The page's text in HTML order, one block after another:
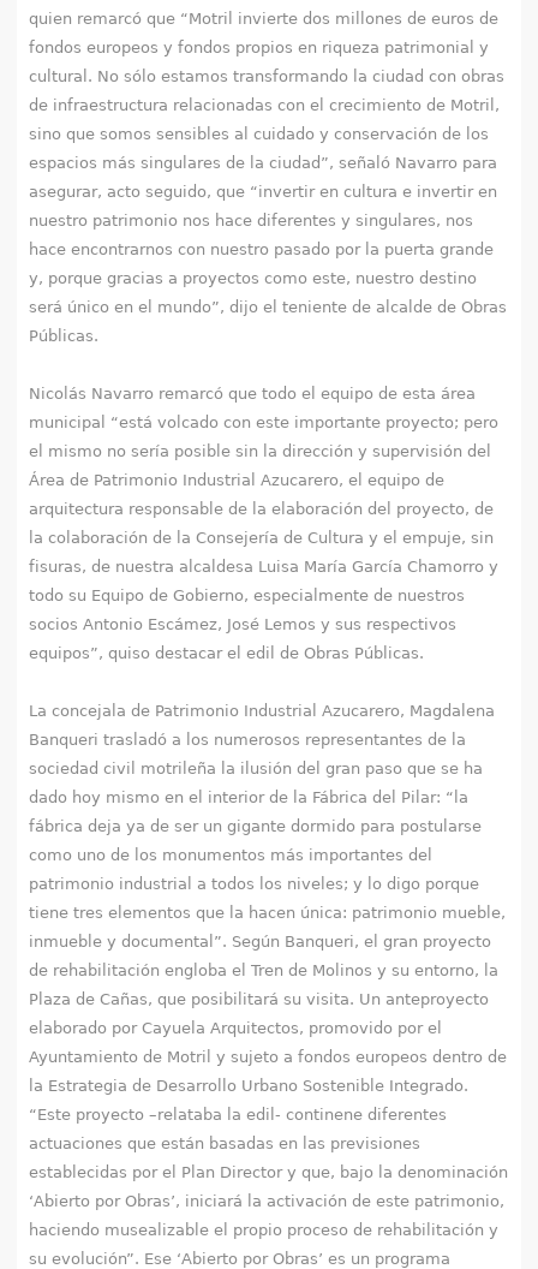
quien remarcó que “Motril invierte dos millones de euros de
fondos europeos y fondos propios en riqueza patrimonial y
cultural. No sólo estamos transformando la ciudad con obras
de infraestructura relacionadas con el crecimiento de Motril,
sino que somos sensibles al cuidado y conservación de los
espacios más singulares de la ciudad”, señaló Navarro para
asegurar, acto seguido, que “invertir en cultura e invertir en
nuestro patrimonio nos hace diferentes y singulares, nos
hace encontrarnos con nuestro pasado por la puerta grande
y, porque gracias a proyectos como este, nuestro destino
será único en el mundo”, dijo el teniente de alcalde de Obras
Públicas.
Nicolás Navarro remarcó que todo el equipo de esta área
municipal “está volcado con este importante proyecto; pero
el mismo no sería posible sin la dirección y supervisión del
Área de Patrimonio Industrial Azucarero, el equipo de
arquitectura responsable de la elaboración del proyecto, de
la colaboración de la Consejería de Cultura y el empuje, sin
fisuras, de nuestra alcaldesa Luisa María García Chamorro y
todo su Equipo de Gobierno, especialmente de nuestros
socios Antonio Escámez, José Lemos y sus respectivos
equipos”, quiso destacar el edil de Obras Públicas.
La concejala de Patrimonio Industrial Azucarero, Magdalena
Banqueri trasladó a los numerosos representantes de la
sociedad civil motrileña la ilusión del gran paso que se ha
dado hoy mismo en el interior de la Fábrica del Pilar: “la
fábrica deja ya de ser un gigante dormido para postularse
como uno de los monumentos más importantes del
patrimonio industrial a todos los niveles; y lo digo porque
tiene tres elementos que la hacen única: patrimonio mueble,
inmueble y documental”. Según Banqueri, el gran proyecto
de rehabilitación engloba el Tren de Molinos y su entorno, la
Plaza de Cañas, que posibilitará su visita. Un anteproyecto
elaborado por Cayuela Arquitectos, promovido por el
Ayuntamiento de Motril y sujeto a fondos europeos dentro de
la Estrategia de Desarrollo Urbano Sostenible Integrado.
“Este proyecto –relataba la edil- continene diferentes
actuaciones que están basadas en las previsiones
establecidas por el Plan Director y que, bajo la denominación
‘Abierto por Obras’, iniciará la activación de este patrimonio,
haciendo musealizable el propio proceso de rehabilitación y
su evolución”. Ese ‘Abierto por Obras’ es un programa